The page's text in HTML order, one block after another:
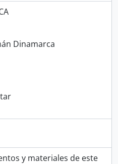
Dinamarca
y materiales de este